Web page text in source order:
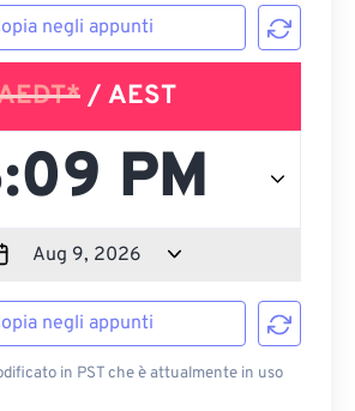
negli appunti
/ AEST
negli appunti
in PST che è attualmente in uso